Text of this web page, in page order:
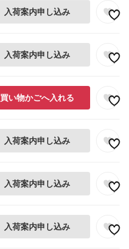
入荷案内申し込み
入荷案内申し込み
買い物かごへ入れる
入荷案内申し込み
入荷案内申し込み
入荷案内申し込み